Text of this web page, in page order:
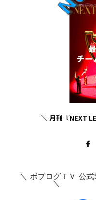
＼ 月刊『NEXT
＼ ボブログＴＶ 公